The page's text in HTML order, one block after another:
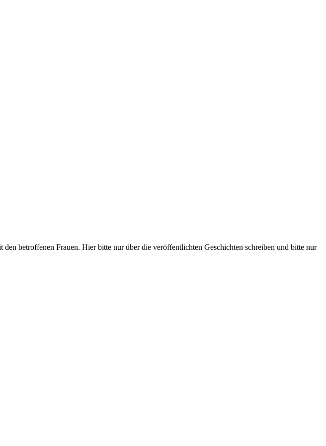
betroffenen Frauen. Hier bitte nur über die veröffentlichten Geschichten schreiben und bitte nur